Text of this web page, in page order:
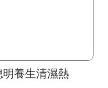
養生清濕熱